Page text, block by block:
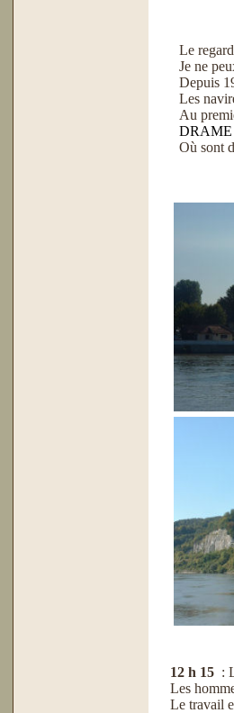
Le
Je ne
Depuis
Les
Au
DRAME
Où sont
12 h 15 :
Les
Le travail